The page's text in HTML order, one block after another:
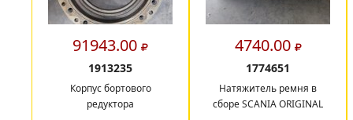
91943.00
1913235
Корпус бортового
редуктора
4740.00
1774651
Натяжитель ремня в
сборе SCANIA ORIGINAL